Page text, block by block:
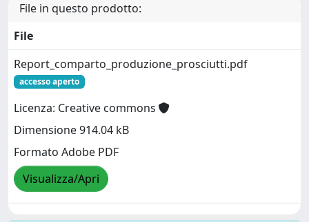
File in questo prodotto:
File
Report_comparto_produzione_prosciutti.pdf
accesso aperto
Licenza: Creative commons
Dimensione 914.04 kB
Formato Adobe PDF
Visualizza/Apri